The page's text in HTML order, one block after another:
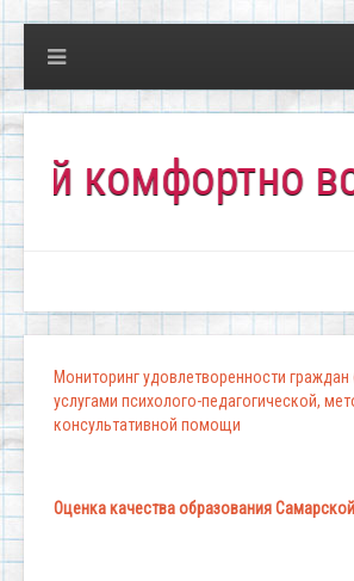
всем!"
Мониторинг удовлетворенности граждан
услугами психолого-педагогической,
консультативной помощи
Оценка качества образования